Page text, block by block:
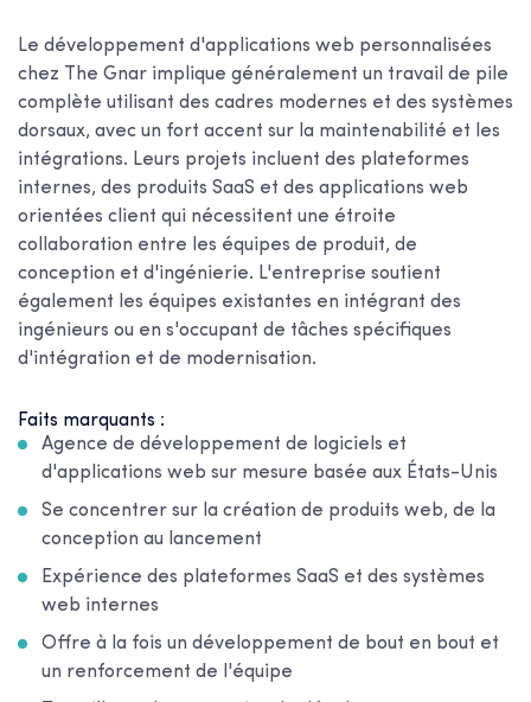
Le développement d'applications web personnalisées
chez The Gnar implique généralement un travail de pile
complète utilisant des cadres modernes et des systèmes
dorsaux, avec un fort accent sur la maintenabilité et les
intégrations. Leurs projets incluent des plateformes
internes, des produits SaaS et des applications web
orientées client qui nécessitent une étroite
collaboration entre les équipes de produit, de
conception et d'ingénierie. L'entreprise soutient
également les équipes existantes en intégrant des
ingénieurs ou en s'occupant de tâches spécifiques
d'intégration et de modernisation.
Faits marquants :
Agence de développement de logiciels et
d'applications web sur mesure basée aux États-Unis
Se concentrer sur la création de produits web, de la
conception au lancement
Expérience des plateformes SaaS et des systèmes
web internes
Offre à la fois un développement de bout en bout et
un renforcement de l'équipe